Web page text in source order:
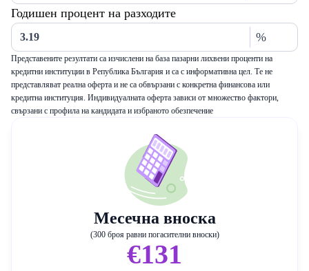
Годишен процент на разходите
%
Представените резултати са изчислени на база пазарни лихвени проценти на
кредитни институции в Република България и са с информативна цел. Те не
представляват реална оферта и не са обвързани с конкретна финансова или
кредитна институция. Индивидуалната оферта зависи от множество фактори,
свързани с профила на кандидата и избраното обезпечение
Месечна вноска
(300 броя равни погасителни вноски)
€131